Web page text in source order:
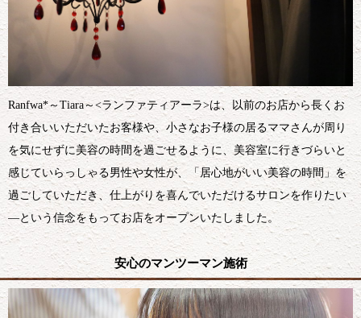
Ranfwa*～Tiara～<ランファティアーラ>は、以前のお店から長くお
付き合いいただいたお客様や、小さなお子様の居るママさんが周り
を気にせずに美容の時間を過ごせるように、美容室に行きづらいと
感じていらっしゃる男性や女性が、「居心地がいい美容の時間」を
過ごしていただき、仕上がりを喜んでいただけるサロンを作りたい
―という信念をもってお店をオープンいたしました。
安心のマンツーマン施術